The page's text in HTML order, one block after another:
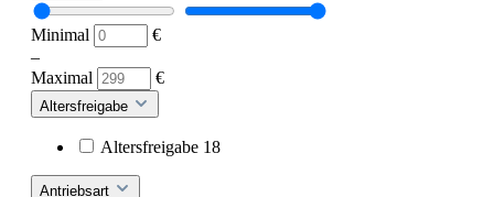
Minimal
€
–
Maximal
€
Altersfreigabe
Altersfreigabe 18
Antriebsart